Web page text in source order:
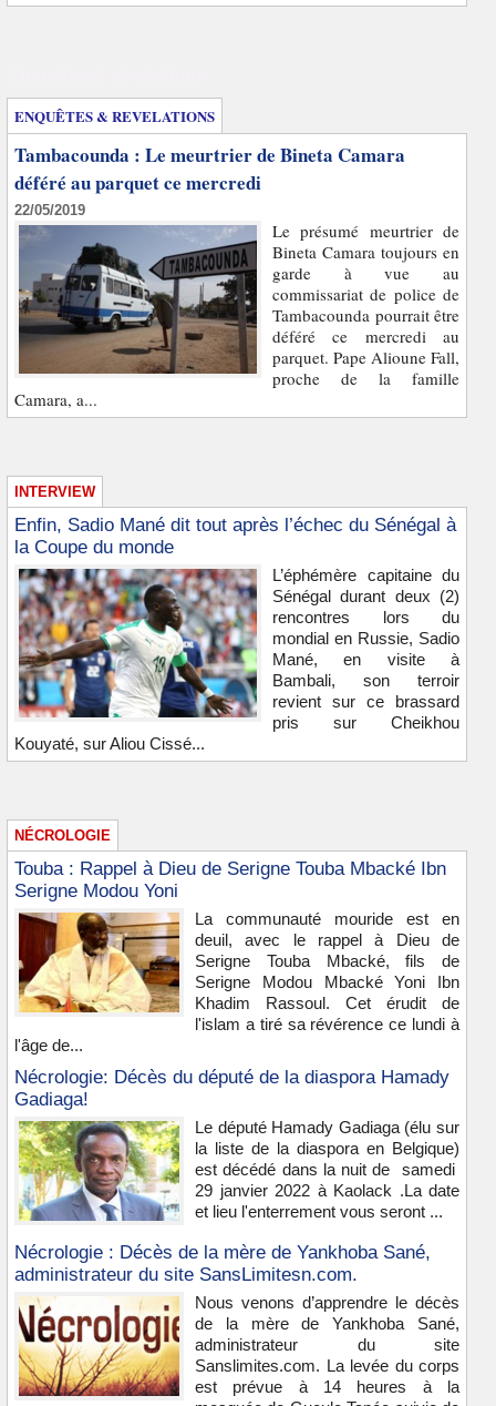
ENQUÊTES & REVELATIONS
Tambacounda : Le meurtrier de Bineta Camara
déféré au parquet ce mercredi
22/05/2019
Le présumé meurtrier de
Bineta Camara toujours en
garde à vue au
commissariat de police de
Tambacounda pourrait être
déféré ce mercredi au
parquet. Pape Alioune Fall,
proche de la famille
Camara, a...
INTERVIEW
Enfin, Sadio Mané dit tout après l’échec du Sénégal à
la Coupe du monde
L’éphémère capitaine du
Sénégal durant deux (2)
rencontres lors du
mondial en Russie, Sadio
Mané, en visite à
Bambali, son terroir
revient sur ce brassard
pris sur Cheikhou
Kouyaté, sur Aliou Cissé...
NÉCROLOGIE
Touba : Rappel à Dieu de Serigne Touba Mbacké Ibn
Serigne Modou Yoni
La communauté mouride est en
deuil, avec le rappel à Dieu de
Serigne Touba Mbacké, fils de
Serigne Modou Mbacké Yoni Ibn
Khadim Rassoul. Cet érudit de
l'islam a tiré sa révérence ce lundi à
l'âge de...
Nécrologie: Décès du député de la diaspora Hamady
Gadiaga!
Le député Hamady Gadiaga (élu sur
la liste de la diaspora en Belgique)
est décédé dans la nuit de samedi
29 janvier 2022 à Kaolack .La date
et lieu l'enterrement vous seront ...
Nécrologie : Décès de la mère de Yankhoba Sané,
administrateur du site SansLimitesn.com.
Nous venons d’apprendre le décès
de la mère de Yankhoba Sané,
administrateur du site
Sanslimites.com. La levée du corps
est prévue à 14 heures à la